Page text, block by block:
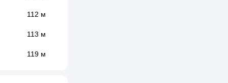
112 м
113 м
119 м